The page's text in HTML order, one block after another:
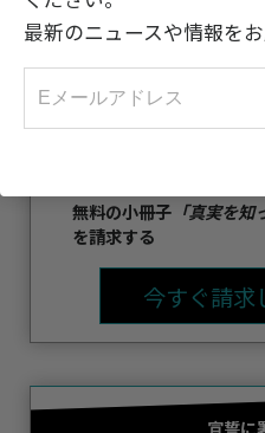
無料の小冊子 「真実を
を請求する
今すぐ請求
宣誓に
最新のニュースや情報をお